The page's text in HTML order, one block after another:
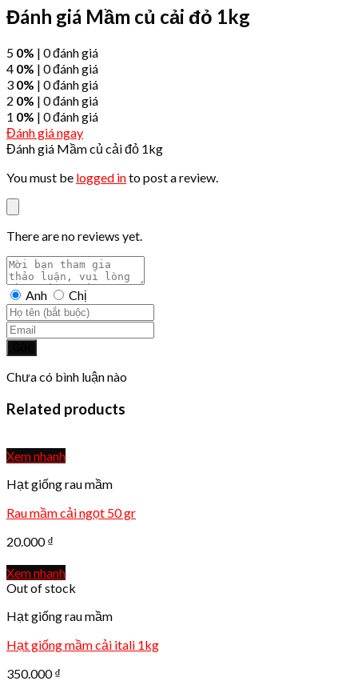
Đánh giá Mầm củ cải đỏ 1kg
5 0% | 0 đánh giá
4 0% | 0 đánh giá
3 0% | 0 đánh giá
2 0% | 0 đánh giá
1 0% | 0 đánh giá
Đánh giá ngay
Đánh giá Mầm củ cải đỏ 1kg
You must be logged into post a review.
There are no reviews yet.
Anh Chị
Chưa có bình luận nào
Related products
Xem nhanh
Hạt giống rau mầm
Rau mầm cải ngọt 50 gr
20.000₫
Xem nhanh
Out of stock
Hạt giống rau mầm
Hạt giống mầm cải itali 1kg
350.000₫